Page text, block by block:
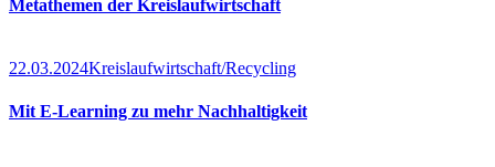
Metathemen der Kreislaufwirtschaft
22.03.2024Kreislaufwirtschaft/Recycling
Mit E-Learning zu mehr Nachhaltigkeit